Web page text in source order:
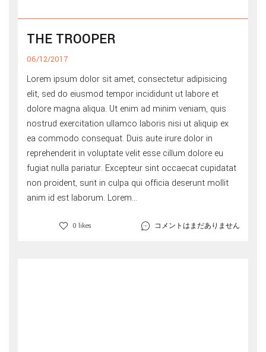
THE TROOPER
06/12/2017
Lorem ipsum dolor sit amet, consectetur adipisicing
elit, sed do eiusmod tempor incididunt ut labore et
dolore magna aliqua. Ut enim ad minim veniam, quis
nostrud exercitation ullamco laboris nisi ut aliquip ex
ea commodo consequat. Duis aute irure dolor in
reprehenderit in voluptate velit esse cillum dolore eu
fugiat nulla pariatur. Excepteur sint occaecat cupidatat
non proident, sunt in culpa qui officia deserunt mollit
anim id est laborum. Lorem...
0 likes コメントはまだありません